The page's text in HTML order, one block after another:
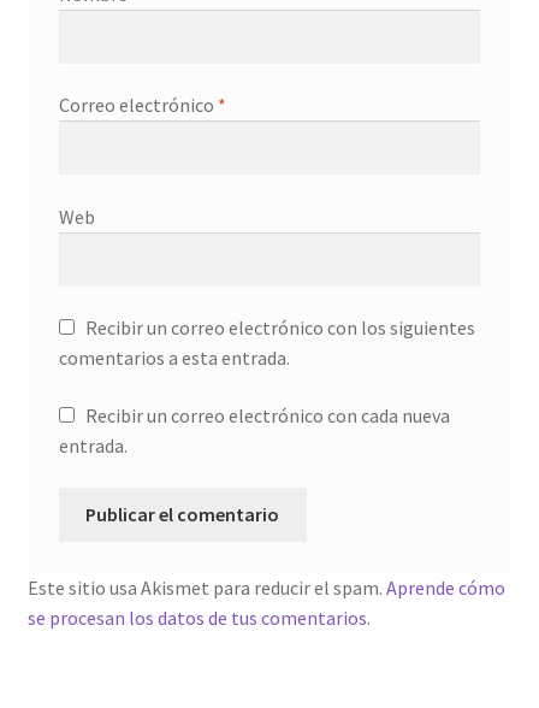
Correo electrónico *
Web
Recibir un correo electrónico con los siguientes
comentarios a esta entrada.
Recibir un correo electrónico con cada nueva
entrada.
Este sitio usa Akismet para reducir el spam. Aprende cómo
se procesan los datos de tus comentarios.